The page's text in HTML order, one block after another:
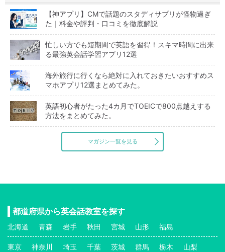
【神アプリ】CMで話題のスタディサプリが怪物過ぎ
た｜料金や評判・口コミを徹底解説
忙しい方でも短期間で英語を習得！スキマ時間に出来
る最強英会話学習アプリ12選
海外旅行に行くなら絶対に入れておきたいおすすめス
マホアプリ12選まとめてみた。
英語初心者がたった4カ月でTOEICで800点越えする
方法をまとめてみた。
マガジン一覧を見る
都道府県から英会話教室を探す
北海道 青森 岩手 秋田 宮城 山形 福島
東京 神奈川 埼玉 千葉 茨城 群馬 栃木 山梨